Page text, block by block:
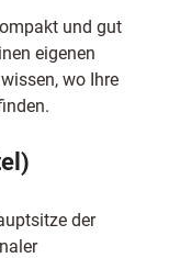
und gut
eigenen
wo Ihre
der